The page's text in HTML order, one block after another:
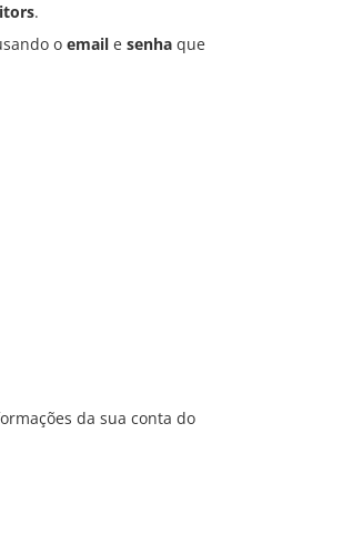
.
o email e senha que
da sua conta do